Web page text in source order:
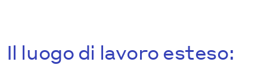
Il luogo di lavoro esteso: